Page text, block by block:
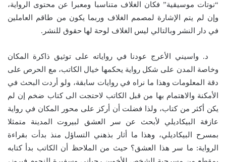
“نوتات موسيقية” فكان الغلاف متناسبا ومعبرا عن محتوى الرواية،
وإن لم يتم الإشارة لمصمم الغلاف وربما يكون من طاقم العاملين
في دار النشر وبالتالي ليس الغلاف لوحة لها حقوق للنشر.
د. واسيني الأعرج عودنا في رواياته على توثيق ذاكرة المكان
وخاصة المدن على شكل رواية يحكمها خيال الكاتب، مع الحرص على
دقة المعلومات وهذا ما نراه في روايات سابقة، ولو أردت البحث في
الأمكنة والاهتمام بها من قبل الكاتب لاحتجت الى كتاب ضخم إن لم
يكن أكثر من كتاب، ولذا فضلت أن أركز على محور المكان في رواية
عازفة البيكاديلي لأبحث عن سر العشق لبيروت المدينة متمثلا
بمسرح البيكاديلي، وهذا ما أثار بذهني التساؤل منذ بدأت بقراءة
الرواية: ما سر هذا العشق؟ حيث من الملاحظ أن الكاتب بدأ كتابه